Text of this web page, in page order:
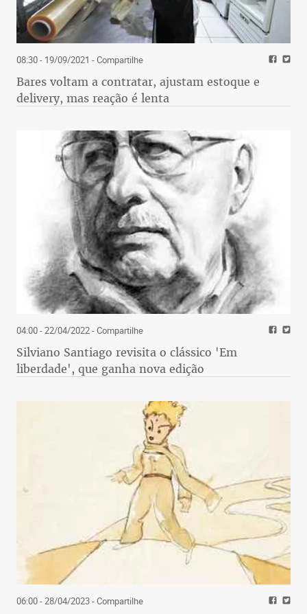
08:30 - 19/09/2021 - Compartilhe
Bares voltam a contratar, ajustam estoque e
delivery, mas reação é lenta
04:00 - 22/04/2022- Compartilhe
Silviano Santiago revisita o clássico 'Em
liberdade', que ganha nova edição
06:00 - 28/04/2023- Compartilhe